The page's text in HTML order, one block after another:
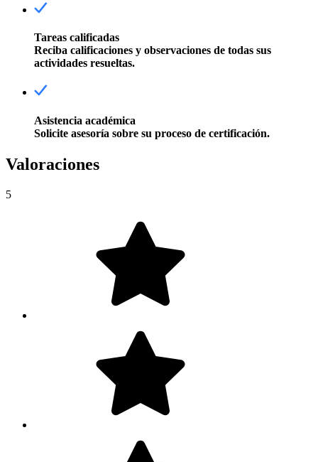
Tareas calificadas
Reciba calificaciones y observaciones de todas sus
actividades resueltas.
Asistencia académica
Solicite asesoría sobre su proceso de certificación.
Valoraciones
5